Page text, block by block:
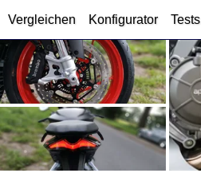
Vergleichen Konfigurator Tests